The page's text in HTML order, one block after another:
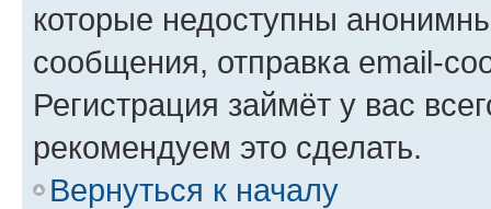
которые недоступны
сообщения, отправка email-
Регистрация займёт у вас
рекомендуем это сделать.
Вернуться к началу